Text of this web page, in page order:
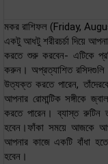
মকর রাশিফল (Friday,
একটু আধটু শরীরচর্চা দিয়ে
করতে শুরু করবেন- এটিকে
করুন। অপ্রত্যাশিত রসিদগুলি
উত্যক্ত করতে পারেন,
আপনার রোমান্টিক সঙ্গীকে
করতে পারেন। ব্যাস্ত
হবেন।ফাঁকা সময়ে আজকে
আপনার কাজে একটি বাঁধা
হবেন।